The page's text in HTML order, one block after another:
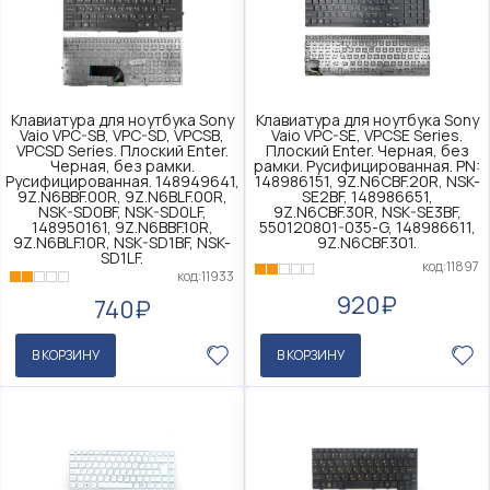
Клавиатура для ноутбука Sony
Vaio VPC-SB, VPC-SD, VPCSB,
VPCSD Series. Плоский Enter.
Черная, без рамки.
Русифицированная. 148949641,
9Z.N6BBF.00R, 9Z.N6BLF.00R,
NSK-SD0BF, NSK-SD0LF,
148950161, 9Z.N6BBF.10R,
9Z.N6BLF.10R, NSK-SD1BF, NSK-
SD1LF.
код:11933
740₽
В КОРЗИНУ
Клавиатура для ноутбука Sony
Vaio VPC-SE, VPCSE Series.
Плоский Enter. Черная, без
рамки. Русифицированная. PN:
148986151, 9Z.N6CBF.20R, NSK-
SE2BF, 148986651,
9Z.N6CBF.30R, NSK-SE3BF,
550120801-035-G, 148986611,
9Z.N6CBF.301.
код:11897
920₽
В КОРЗИНУ